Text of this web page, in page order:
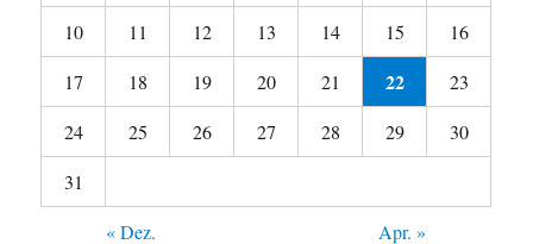
10
11 12 13 14 15
16
17
18 19 20 21 22
23
24
25 26 27 28 29
30
31
« Dez.
Apr. »